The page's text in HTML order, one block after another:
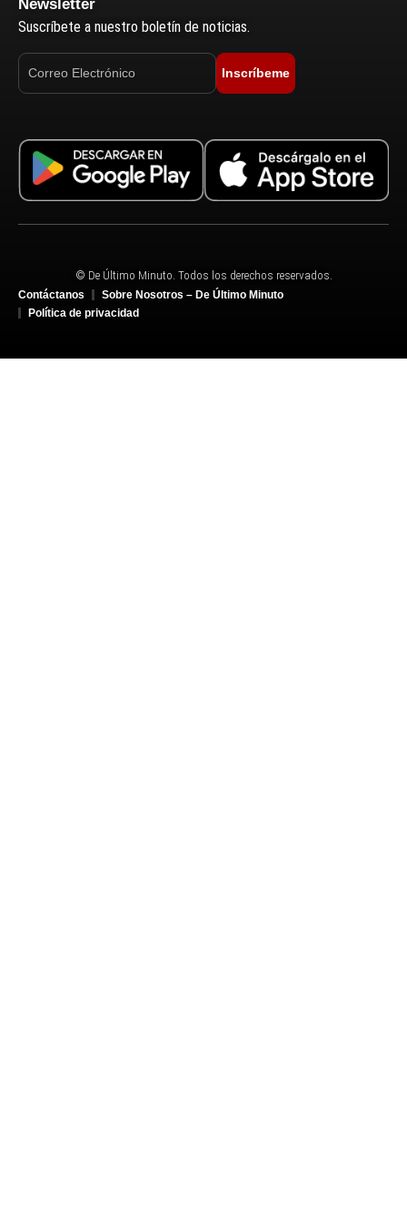
Newsletter
Suscríbete a nuestro boletín de noticias.
Inscríbeme
© De Último Minuto. Todos los derechos reservados.
Contáctanos
Sobre Nosotros – De Último Minuto
Política de privacidad